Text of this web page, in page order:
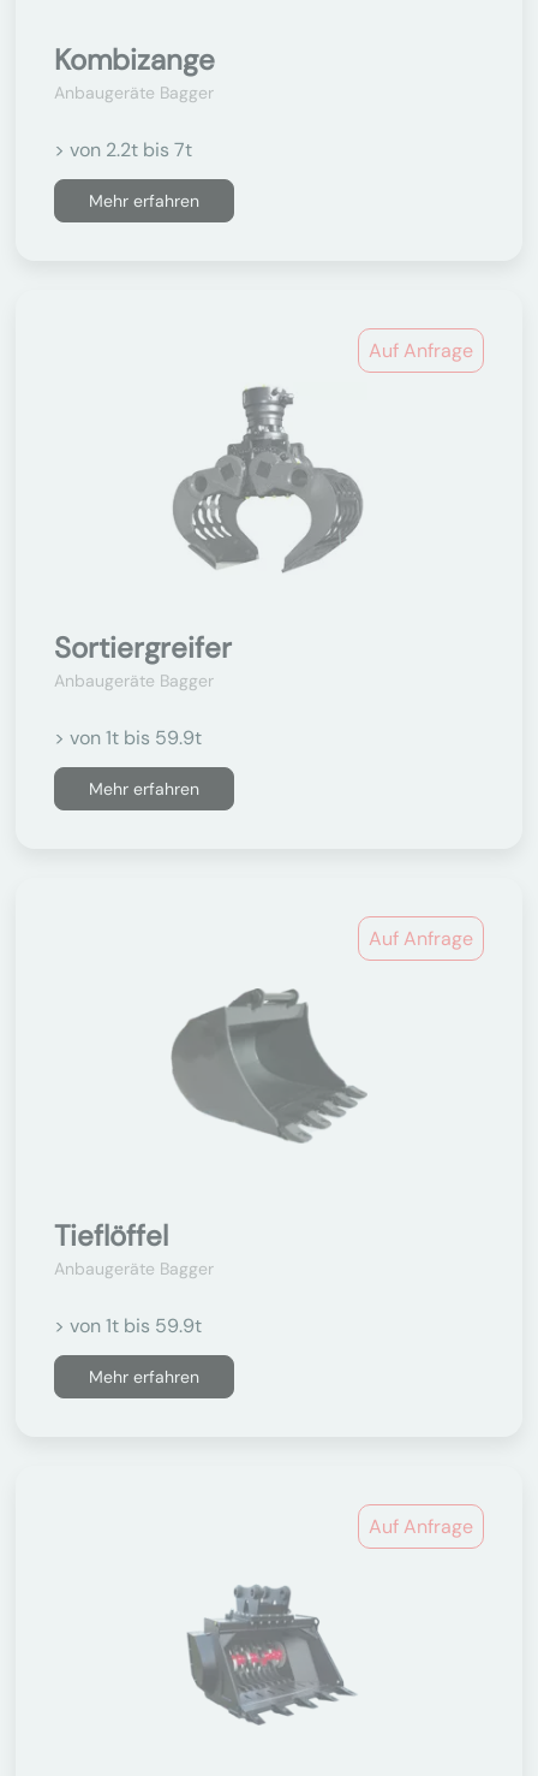
Kombizange
Anbaugeräte Bagger
> von 2.2t bis 7t
Mehr erfahren
Auf Anfrage
Sortiergreifer
Anbaugeräte Bagger
> von 1t bis 59.9t
Mehr erfahren
Auf Anfrage
Tieflöffel
Anbaugeräte Bagger
> von 1t bis 59.9t
Mehr erfahren
Auf Anfrage